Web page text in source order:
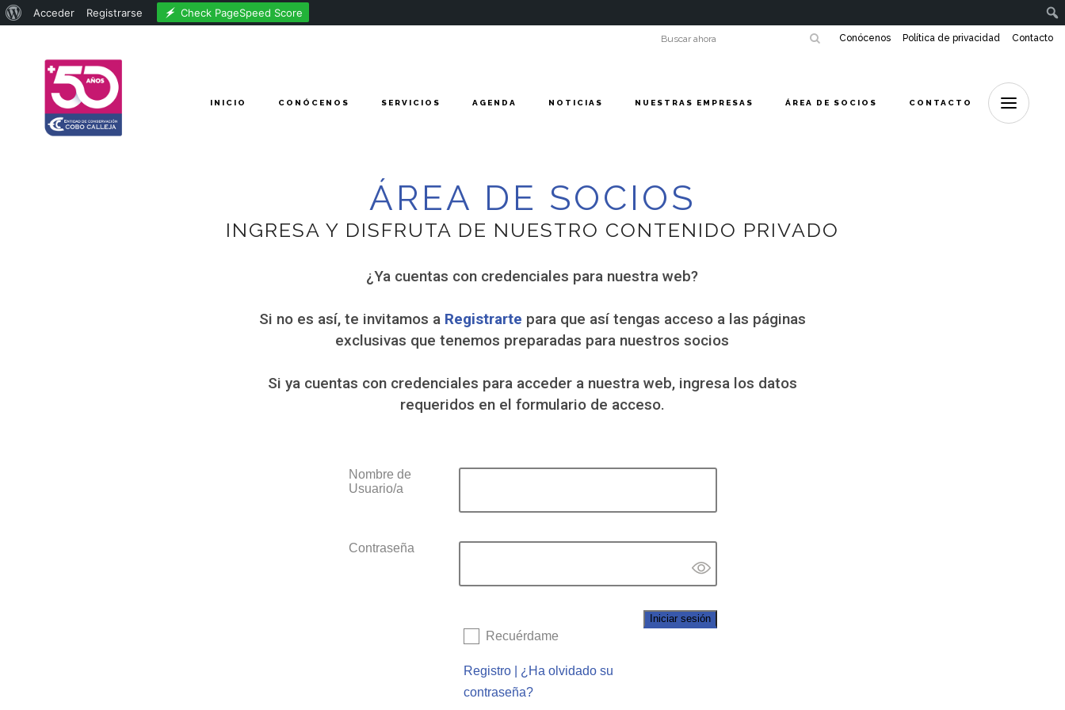
Acerca
WordPress
Acceder Registrarse Check PageSpeed Score
Conócenos Política de privacidad Contacto
INICIO CONÓCENOS SERVICIOS AGENDA NOTICIAS NUESTRAS EMPRESAS ÁREA DE SOCIOS CONTACTO
ÁREA DE SOCIOS
INGRESA Y DISFRUTA DE NUESTRO CONTENIDO PRIVADO
¿Ya cuentas con credenciales para nuestra web?
Si no es así, te invitamos a Registrarte para que así tengas acceso a las páginas
exclusivas que tenemos preparadas para nuestros socios
Si ya cuentas con credenciales para acceder a nuestra web, ingresa los datos
requeridos en el formulario de acceso.
Nombre de
Usuario/a
Contraseña
Recuérdame
Registro
¿Ha olvidado su
contraseña?